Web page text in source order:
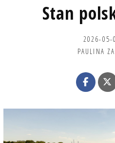
Stan
2026-05-
PAULINA